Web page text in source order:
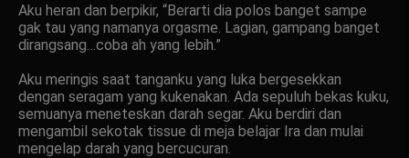
Aku heran dan berpikir, “Berarti dia polos banget sampe
gak tau yang namanya orgasme. Lagian, gampang banget
dirangsang…coba ah yang lebih.”
Aku meringis saat tanganku yang luka bergesekkan
dengan seragam yang kukenakan. Ada sepuluh bekas kuku,
semuanya meneteskan darah segar. Aku berdiri dan
mengambil sekotak tissue di meja belajar Ira dan mulai
mengelap darah yang bercucuran.